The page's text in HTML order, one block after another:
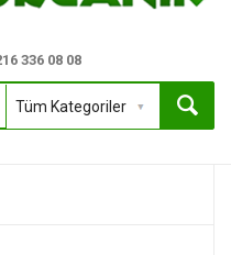
336 08 08